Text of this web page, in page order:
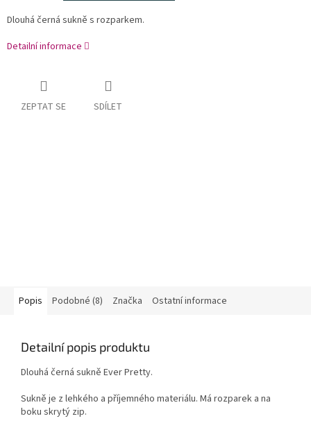
Dlouhá černá sukně s rozparkem.
Detailní informace
ZEPTAT SE SDÍLET
Popis Podobné (8) Značka Ostatní informace
Detailní popis produktu
Dlouhá černá sukně Ever Pretty.
Sukně je z lehkého a příjemného materiálu. Má rozparek a na
boku skrytý zip.